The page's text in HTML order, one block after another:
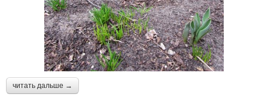
читать дальше →